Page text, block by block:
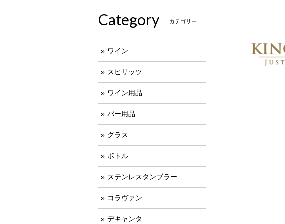
Category カテゴリー
ワイン
スピリッツ
ワイン用品
バー用品
グラス
ボトル
ステンレスタンブラー
コラヴァン
デキャンタ